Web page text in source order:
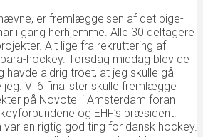
er fremlæggelsen af det pige-
i gang herhjemme. Alle 30 deltagere
Alt lige fra rekruttering af
hockey. Torsdag middag blev de
havde aldrig troet, at jeg skulle gå
jeg. Vi 6 finalister skulle fremlægge
på Novotel i Amsterdam foran
og EHF’s præsident.
var en rigtig god ting for dansk hockey.